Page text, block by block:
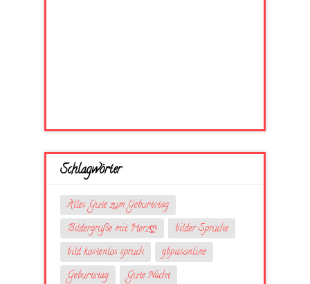
Schlagwörter
Alles Gute zum Geburtstag
Bildergrüße mit Herzღ
bilder Sprüche
bild kostenlos spruch
gbpicsonline
Geburtstag
Gute Nacht